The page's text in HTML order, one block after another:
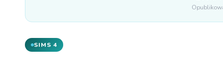
SIMS 4